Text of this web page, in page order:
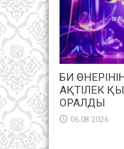
БИ
АҚТІЛЕК
ОРАЛДЫ
06.08.2026